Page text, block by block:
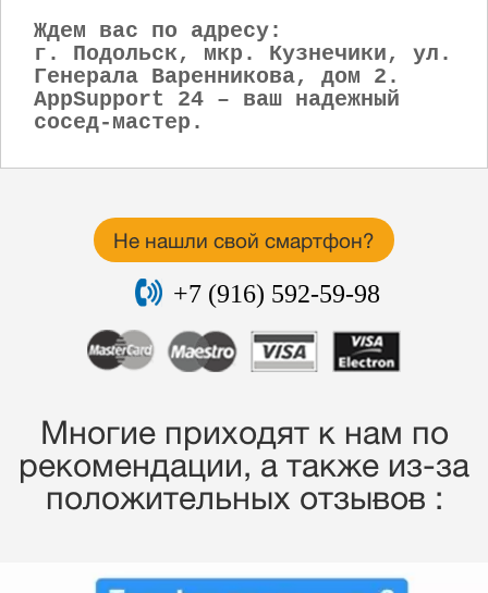
Ждем вас по адресу:
г. Подольск, мкр. Кузнечики, ул.
Генерала Варенникова, дом 2.
AppSupport 24 – ваш надежный
сосед-мастер.
Не нашли свой смартфон?
+7 (916) 592-59-98
Многие приходят к нам по
рекомендации, a также из-за
положительных отзывов :